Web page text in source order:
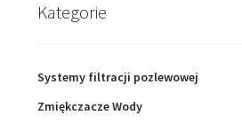
Kategorie
Systemy filtracji pozlewowej
Zmiękczacze Wody